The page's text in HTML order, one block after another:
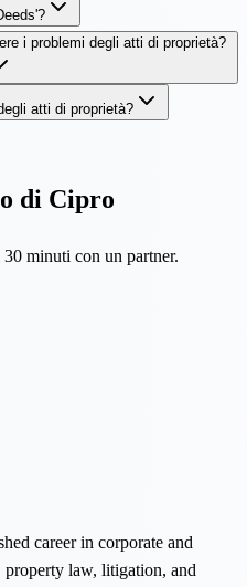
i problemi degli atti di proprietà?
atti di proprietà?
di Cipro
minuti con un partner.
career in corporate and
law, litigation, and